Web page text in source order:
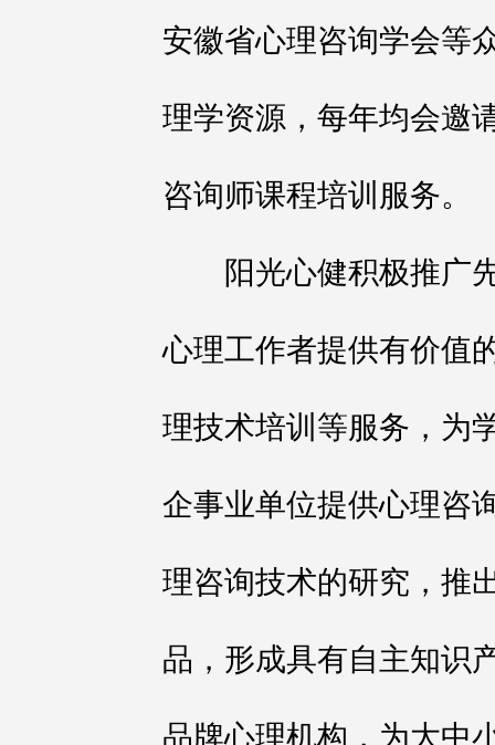
安徽省心理咨询学会等
理学资源，每年均会邀
咨询师课程培训服务。
阳光心健积极推广先
心理工作者提供有价值
理技术培训等服务，为
企事业单位提供心理咨
理咨询技术的研究，推
品，形成具有自主知识
品牌心理机构，为大中